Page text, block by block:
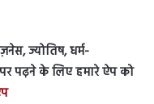
ज्योतिष, धर्म-
पढ़ने के लिए हमारे ऐप को